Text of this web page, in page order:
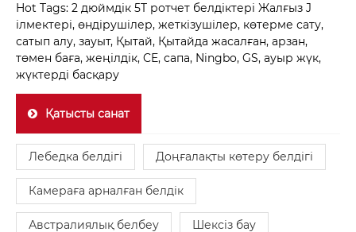
Hot Tags: 2 дюймдік 5T ротчет белдіктері Жалғыз J
ілмектері, өндірушілер, жеткізушілер, көтерме сату,
сатып алу, зауыт, Қытай, Қытайда жасалған, арзан,
төмен баға, жеңілдік, CE, сапа, Ningbo, GS, ауыр жүк,
жүктерді басқару
Қатысты санат
Лебедка белдігі Доңғалақты көтеру белдігі
Камераға арналған белдік
Австралиялық белбеу Шексіз бау